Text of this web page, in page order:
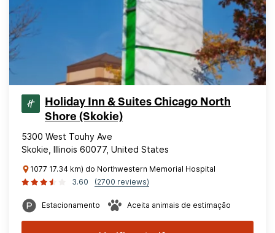
Holiday Inn & Suites Chicago North
Shore (Skokie)
5300 West Touhy Ave
Skokie, Illinois 60077, United States
1077 17.34 km) do Northwestern Memorial Hospital
3.60
(2700 reviews)
Estacionamento Aceita animais de estimação